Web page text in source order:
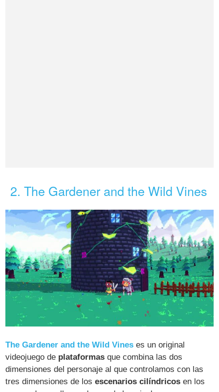
2. The Gardener and the Wild Vines
The Gardener and the Wild Vines es un original
videojuego de plataformas que combina las dos
dimensiones del personaje al que controlamos con las
tres dimensiones de losescenarios cilíndricos en los